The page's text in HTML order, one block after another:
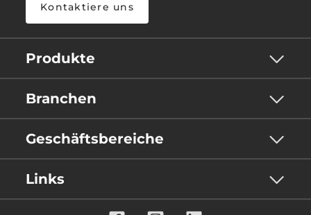
Kontaktiere uns
Produkte
Branchen
Geschäftsbereiche
Links